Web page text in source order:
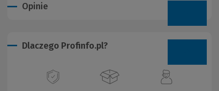
Opinie
Dlaczego Profinfo.pl?